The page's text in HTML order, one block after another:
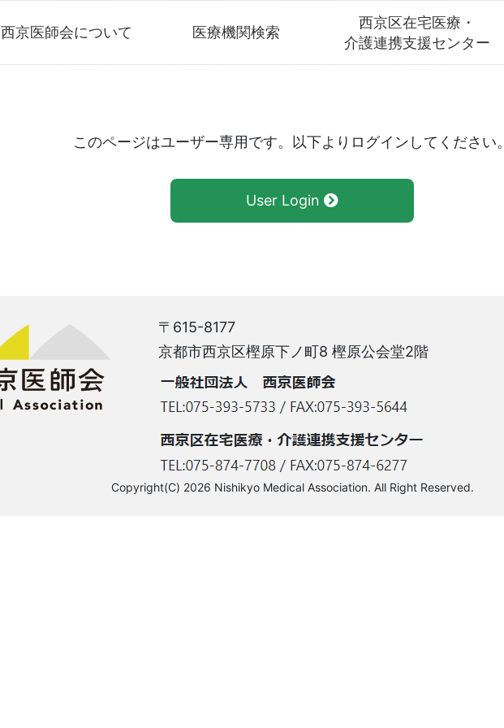
西京医師会について 医療機関検索
西京区在宅医療・
介護連携支援センター
このページはユーザー専用です。以下よりログインしてください。
User Login
〒615-8177
京都市西京区樫原下ノ町8 樫原公会堂2階
Copyright(C) 2026 Nishikyo Medical Association. All Right Reserved.